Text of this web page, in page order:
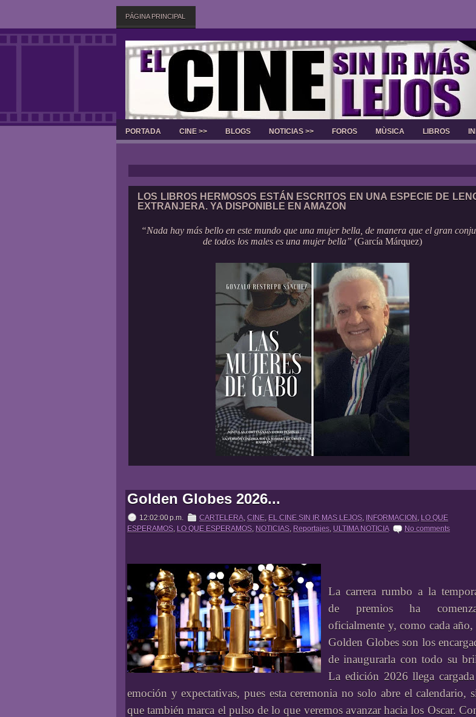
PÁGINA PRINCIPAL
PORTADA CINE >> BLOGS NOTICIAS >> FOROS MÙSICA LIBROS
LOS LIBROS HERMOSOS ESTÁN ESCRITOS EN UNA ESPECIE DE
EXTRANJERA. YA DISPONIBLE EN AMAZON
“Nada hay más bello en este mundo que una mujer bella, de manera que el gran
de todos los males es una mujer bella” (García Márquez)
Golden Globes 2026...
12:02:00 p.m. CARTELERA, CINE, EL CINE SIN IR MAS LEJOS, INFORMACION , LO QUE
ESPERAMOS, LO QUE ESPERAMOS, NOTICIAS, Reportajes, ULTIMA NOTICIA No comments
La carrera rumbo a la
de premios ha
oficialmente y, como cada año,
Golden Globes son los
de inaugurarla con todo su
La edición 2026 llega
emoción y expectativas, pues esta ceremonia no solo abre el calendario,
que también marca el pulso de lo que veremos avanzar hacia los Oscar.